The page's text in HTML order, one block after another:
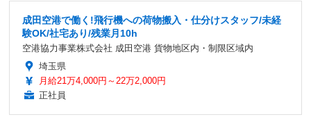
成田空港で働く!飛行機への荷物搬入・仕分けスタッフ/未経
験OK/社宅あり/残業月10h
空港協力事業株式会社 成田空港 貨物地区内・制限区域内
埼玉県
月給21万4,000円～22万2,000円
正社員